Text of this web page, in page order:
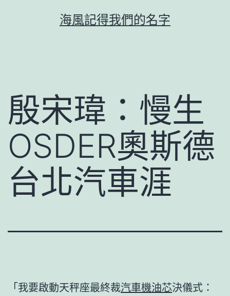
海風記得我們的名字
殷宋瑋：慢生
OSDER奧斯德
台北汽車涯
「我要啟動天秤座最終裁汽車機油芯決儀式：